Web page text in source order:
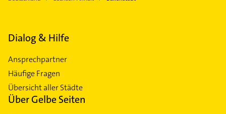
Dialog & Hilfe
Ansprechpartner
Häufige Fragen
Übersicht aller Städte
Über Gelbe Seiten